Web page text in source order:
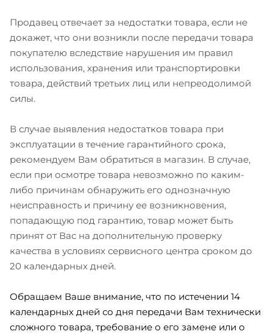
Продавец отвечает за недостатки товара, если не
докажет, что они возникли после передачи товара
покупателю вследствие нарушения им правил
использования, хранения или транспортировки
товара, действий третьих лиц или непреодолимой
силы.
В случае выявления недостатков товара при
эксплуатации в течение гарантийного срока,
рекомендуем Вам обратиться в магазин. В случае,
если при осмотре товара невозможно по каким-
либо причинам обнаружить его однозначную
неисправность и причину ее возникновения,
попадающую под гарантию, товар может быть
принят от Вас на дополнительную проверку
качества в условиях сервисного центра сроком до
20 календарных дней.
Обращаем Ваше внимание, что по истечении 14
календарных дней со дня передачи Вам технически
сложного товара, требование о его замене или о